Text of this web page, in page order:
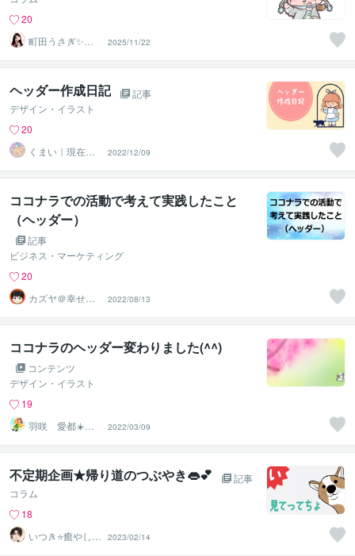
20
町田うさぎ✨閃
光の幸せ届け人
♡怪談師⛩️
2025/11/22
ヘッダー作成日記
記事
デザイン・イラスト
20
くまい｜現在お
休み中
2022/12/09
ココナラでの活動で考えて実践したこと
（ヘッダー）
記事
ビジネス・マーケティング
20
カズヤ＠幸せア
ドバイザー
2022/08/13
ココナラのヘッダー変わりました(^^)
コンテンツ
デザイン・イラスト
19
羽咲 愛都☀️ハ
サキ アイト☀️
2022/03/09
不定期企画★帰り道のつぶやき👄💕
記事
コラム
18
いつき⭐️癒やし声
のお話相手
2023/02/14